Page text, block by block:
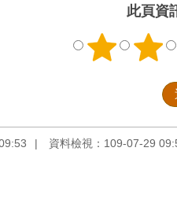
此頁資
資料檢視：109-07-29